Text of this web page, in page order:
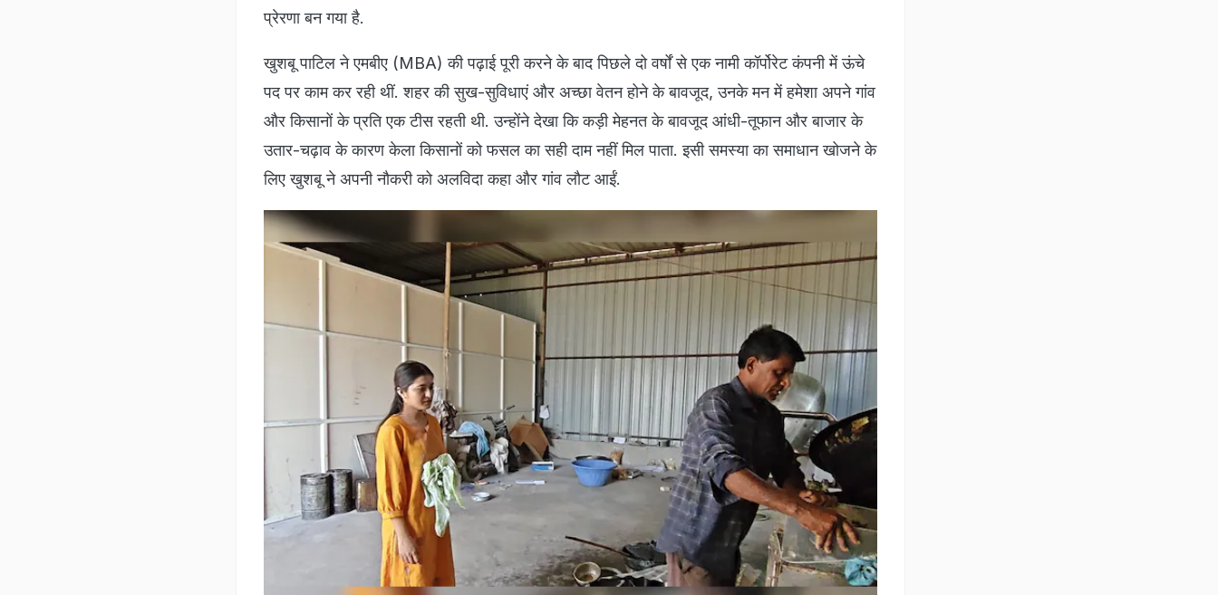
प्रेरणा बन गया है.
खुशबू पाटिल ने एमबीए (MBA) की पढ़ाई पूरी करने के बाद पिछले दो वर्षों से एक नामी कॉर्पोरेट कंपनी में ऊंचे
पद पर काम कर रही थीं. शहर की सुख-सुविधाएं और अच्छा वेतन होने के बावजूद, उनके मन में हमेशा अपने गांव
और किसानों के प्रति एक टीस रहती थी. उन्होंने देखा कि कड़ी मेहनत के बावजूद आंधी-तूफान और बाजार के
उतार-चढ़ाव के कारण केला किसानों को फसल का सही दाम नहीं मिल पाता. इसी समस्या का समाधान खोजने के
लिए खुशबू ने अपनी नौकरी को अलविदा कहा और गांव लौट आईं.